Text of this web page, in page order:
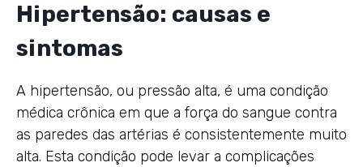
Hipertensão: causas e
sintomas
A hipertensão, ou pressão alta, é uma condição
médica crônica em que a força do sangue contra
as paredes das artérias é consistentemente muito
alta. Esta condição pode levar a complicações